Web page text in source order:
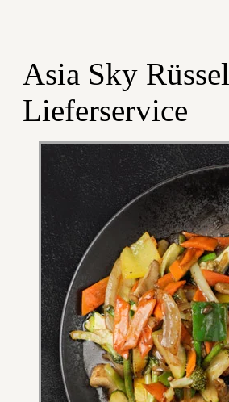
Asia Sky
Lieferservice